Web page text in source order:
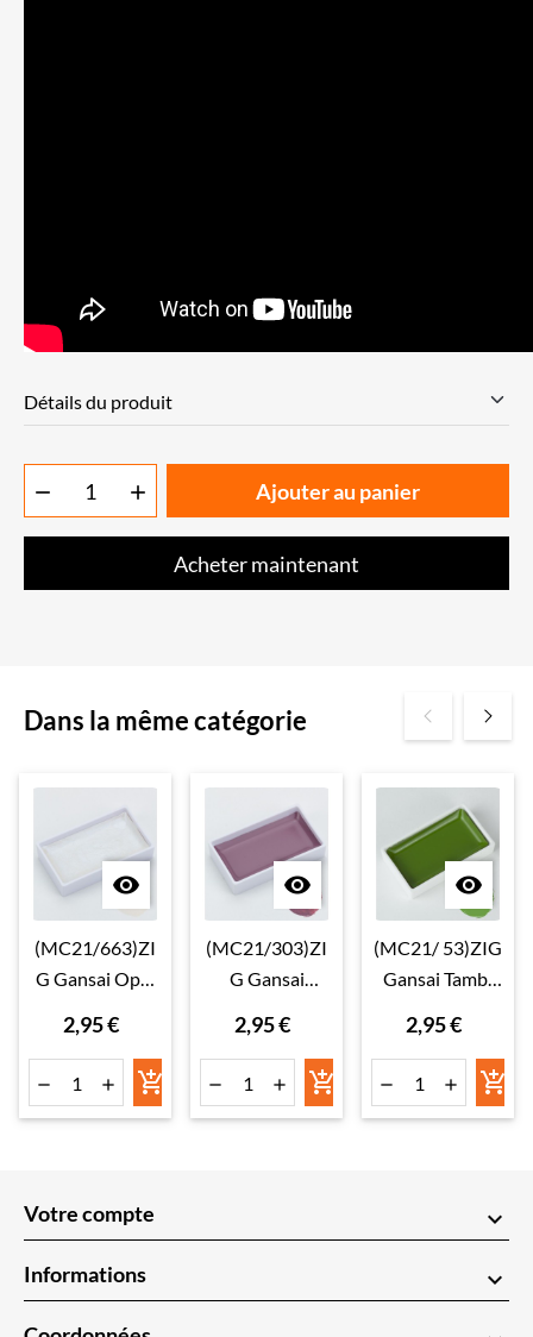
Détails du produit
  Ajouter au panier
Acheter maintenant
Dans la même catégorie

(MC21/663)ZI
G Gansai Opal
2,95 €
  

(MC21/303)ZI
G Gansai
2,95 €
  

(MC21/ 53)ZIG
Gansai Tambi
2,95 €
  
Votre compte keyboard_arrow_down
Informations keyboard_arrow_down